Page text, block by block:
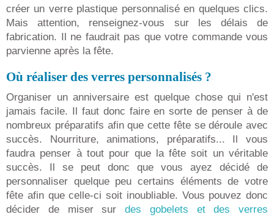
créer un verre plastique personnalisé en quelques clics.
Mais attention, renseignez-vous sur les délais de
fabrication. Il ne faudrait pas que votre commande vous
parvienne après la fête.
Où réaliser des verres personnalisés ?
Organiser un anniversaire est quelque chose qui n'est
jamais facile. Il faut donc faire en sorte de penser à de
nombreux préparatifs afin que cette fête se déroule avec
succès. Nourriture, animations, préparatifs... Il vous
faudra penser à tout pour que la fête soit un véritable
succès. Il se peut donc que vous ayez décidé de
personnaliser quelque peu certains éléments de votre
fête afin que celle-ci soit inoubliable. Vous pouvez donc
décider de miser sur des gobelets et des verres